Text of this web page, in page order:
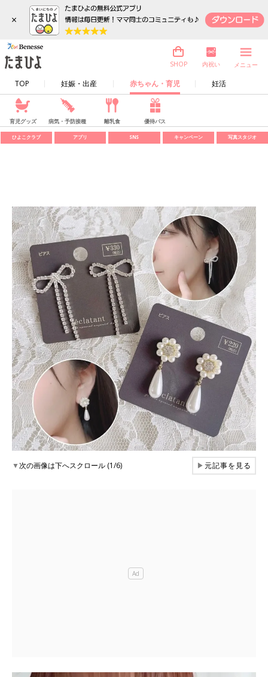
×
TOP 妊娠・出産 赤ちゃん・育児 妊活
SHOP 内祝い メニュー
育児グッズ 病気・予防接種 離乳食 優待パス
ひよこクラブ アプリ SNS キャンペーン 写真スタジオ
▼次の画像は下へスクロール (1/6) ▶元記事を見る